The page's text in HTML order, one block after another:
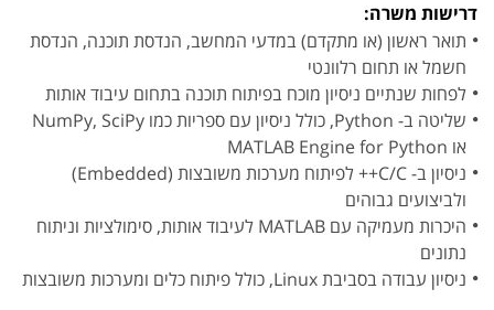
דרישות משרה:
תואר ראשון (או מתקדם) במדעי המחשב, הנדסת תוכנה, הנדסת
חשמל או תחום רלוונטי
לפחות שנתיים ניסיון מוכח בפיתוח תוכנה בתחום עיבוד אותות
שליטה ב- Python, כולל ניסיון עם ספריות כמו NumPy, SciPy
או MATLAB Engine for Python
ניסיון ב- C/C++ לפיתוח מערכות משובצות (Embedded)
ולביצועים גבוהים
היכרות מעמיקה עם MATLAB לעיבוד אותות, סימולציות וניתוח
נתונים
ניסיון עבודה בסביבת Linux, כולל פיתוח כלים ומערכות משובצות